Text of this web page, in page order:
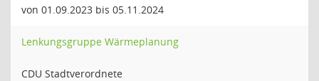
von 01.09.2023 bis 05.11.2024
Lenkungsgruppe Wärmeplanung
CDU Stadtverordnete